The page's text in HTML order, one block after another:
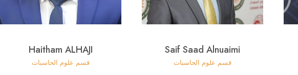
Saif Saad Alnuaimi
قسم علوم الحاسبات
Haitham ALHAJI
قسم علوم الحاسبات